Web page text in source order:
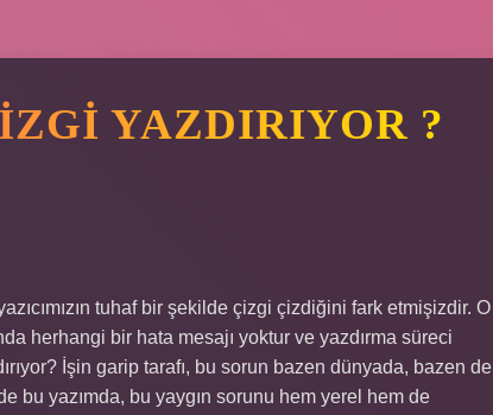
YAZDIRIYOR ?
tuhaf bir şekilde çizgi çizdiğini fark etmişizdir. O
herhangi bir hata mesajı yoktur ve yazdırma süreci
İşin garip tarafı, bu sorun bazen dünyada, bazen de
bu yazımda, bu yaygın sorunu hem yerel hem de